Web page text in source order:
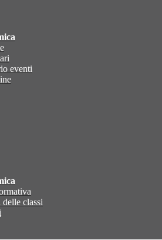
eventi
classi